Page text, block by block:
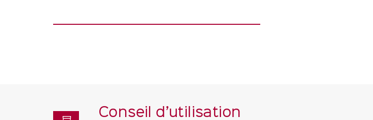
Conseil d’utilisation